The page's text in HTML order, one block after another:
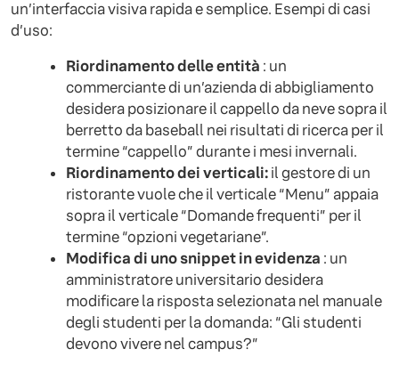
un’interfaccia visiva rapida e semplice. Esempi di casi
d’uso:
Riordinamento delle entità : un
commerciante di un’azienda di abbigliamento
desidera posizionare il cappello da neve sopra il
berretto da baseball nei risultati di ricerca per il
termine “cappello” durante i mesi invernali.
Riordinamento dei verticali:il gestore di un
ristorante vuole che il verticale “Menu” appaia
sopra il verticale “Domande frequenti” per il
termine “opzioni vegetariane”.
Modifica di uno snippet in evidenza : un
amministratore universitario desidera
modificare la risposta selezionata nel manuale
degli studenti per la domanda: “Gli studenti
devono vivere nel campus?”